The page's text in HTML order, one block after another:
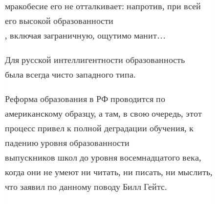
мракобесие его не отталкивает: напротив, при всей
его высокой образованности
, включая заграничную, ощутимо манит…
Для русской интеллигентности образованность
была всегда чисто западного типа.
Реформа образования в РФ проводится по
американскому образцу, а там, в свою очередь, этот
процесс привел к полной деградации обучения, к
падению уровня образованности
выпускников школ до уровня восемнадцатого века,
когда они не умеют ни читать, ни писать, ни мыслить,
что заявил по данному поводу Билл Гейтс.